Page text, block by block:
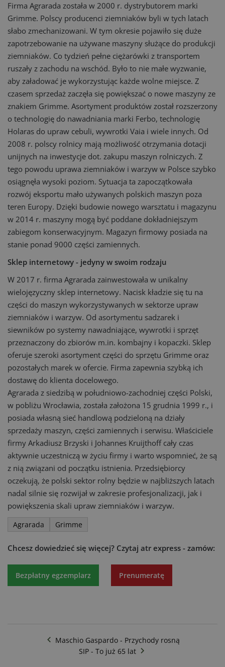
Firma Agrarada została w 2000 r. dystrybutorem marki
Grimme. Polscy producenci ziemniaków byli w tych latach
słabo zmechanizowani. W tym okresie pojawiło się duże
zapotrzebowanie na używane maszyny służące do produkcji
ziemniaków. Co tydzień pełne ciężarówki z transportem
ruszały z zachodu na wschód. Było to nie małe wyzwanie,
aby załadować je wykorzystując każde wolne miejsce. Z
czasem sprzedaż zaczęła się powiększać o nowe maszyny ze
znakiem Grimme. Asortyment produktów został rozszerzony
o technologię do nawadniania marki Ferbo, technologię
Holaras do upraw cebuli, wywrotki Vaia i wiele innych. Od
2008 r. polscy rolnicy mają możliwość otrzymania dotacji
unijnych na inwestycje dot. zakupu maszyn rolniczych. Z
tego powodu uprawa ziemniaków i warzyw w Polsce szybko
osiągnęła wysoki poziom. Sytuacja ta zapoczątkowała
rozwój eksportu mało używanych polskich maszyn poza
teren Europy. Dzięki budowie nowego warsztatu i magazynu
w 2014 r. maszyny mogą być poddane dokładniejszym
zabiegom konserwacyjnym. Magazyn firmowy posiada na
stanie ponad 9000 części zamiennych.
Sklep internetowy - jedyny w swoim rodzaju
W 2017 r. firma Agrarada zainwestowała w unikalny
wielojęzyczny sklep internetowy. Nacisk kładzie się tu na
części do maszyn wykorzystywanych w sektorze upraw
ziemniaków i warzyw. Od asortymentu sadzarek i
siewników po systemy nawadniające, wywrotki i sprzęt
przeznaczony do zbiorów m.in. kombajny i kopaczki. Sklep
oferuje szeroki asortyment części do sprzętu Grimme oraz
pozostałych marek w ofercie. Firma zapewnia szybką ich
dostawę do klienta docelowego.
Agrarada z siedzibą w południowo-zachodniej części Polski,
w pobliżu Wrocławia, została założona 15 grudnia 1999 r., i
posiada własną sieć handlową podzieloną na działy
sprzedaży maszyn, części zamiennych i serwisu. Właściciele
firmy Arkadiusz Brzyski i Johannes Kruijthoff cały czas
aktywnie uczestniczą w życiu firmy i warto wspomnieć, że są
z nią związani od początku istnienia. Przedsiębiorcy
oczekują, że polski sektor rolny będzie w najbliższych latach
nadal silnie się rozwijał w zakresie profesjonalizacji, jak i
powiększenia skali upraw ziemniaków i warzyw.
Agrarada Grimme
Chcesz dowiedzieć się więcej? Czytaj atr express - zamów:
Bezpłatny egzemplarz Prenumeratę
Maschio Gaspardo - Przychody rosną
SIP - To już 65 lat